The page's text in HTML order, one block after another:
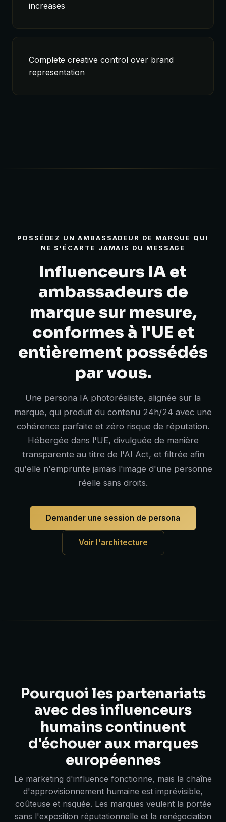
increases
Complete creative control over brand
representation
POSSÉDEZ UN AMBASSADEUR DE MARQUE QUI
NE S'ÉCARTE JAMAIS DU MESSAGE
Influenceurs IA et
ambassadeurs de
marque sur mesure,
conformes à l'UE et
entièrement possédés
par vous.
Une persona IA photoréaliste, alignée sur la
marque, qui produit du contenu 24h/24 avec une
cohérence parfaite et zéro risque de réputation.
Hébergée dans l'UE, divulguée de manière
transparente au titre de l'AI Act, et filtrée afin
qu'elle n'emprunte jamais l'image d'une personne
réelle sans droits.
Demander une session de persona
Voir l'architecture
Pourquoi les partenariats
avec des influenceurs
humains continuent
d'échouer aux marques
européennes
Le marketing d'influence fonctionne, mais la chaîne
d'approvisionnement humaine est imprévisible,
coûteuse et risquée. Les marques veulent la portée
sans l'exposition réputationnelle et la renégociation